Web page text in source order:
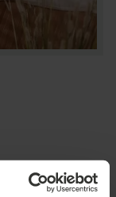
programu